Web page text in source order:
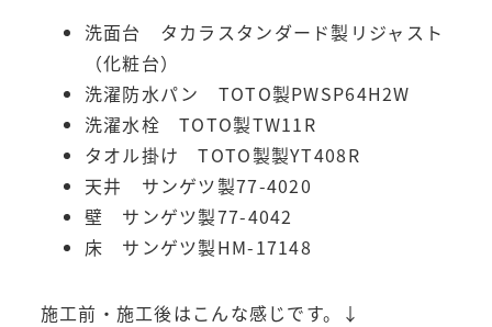
洗面台 タカラスタンダード製リジャスト
（化粧台）
洗濯防水パン TOTO製PWSP64H2W
洗濯水栓 TOTO製TW11R
タオル掛け TOTO製製YT408R
天井 サンゲツ製77-4020
壁 サンゲツ製77-4042
床 サンゲツ製HM-17148
施工前・施工後はこんな感じです。↓